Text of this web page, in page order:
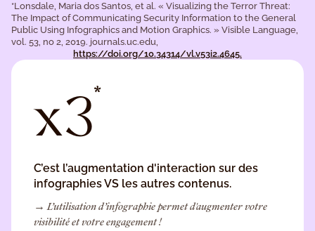
*Lonsdale, Maria dos Santos, et al. « Visualizing the Terror Threat:
The Impact of Communicating Security Information to the General
Public Using Infographics and Motion Graphics. » Visible Language,
vol. 53, no 2, 2019. journals.uc.edu,
https://doi.org/10.34314/vl.v53i2.4645.
x3*
C’est l’augmentation d'interaction sur des
infographies VS les autres contenus.
→ L’utilisation d’infographie permet d'augmenter votre
visibilité et votre engagement !